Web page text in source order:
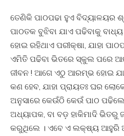
ତେଣିକି ପାଠପଢା ହୁଏ ବିଦ୍ୟାଳୟର
ପାଠତକ ବୁଝିବା ଯାଏ ପଢିବାକୁ
ହୋଇ ରହିଥାଏ ପରୀକ୍ଷା, ଯାହା
ଏମିତି ପଢିବା ଭିତରେ ସ୍କୁଲ ପରେ
ଜୀବନ ! ଆଗେ ଏଠୁ ଆରମ୍ଭ ହୋଇ
କଣ ହେବ, ଯାହା ପ୍ରାୟତଃ ଘର
ଅନୁସାରେ କେଉଁଠି କେଉଁ ପାଠ
ଅଧ୍ୟାପକ, ବା ବଡ଼ ହାକିମାଦି ଭିତରୁ
କରୁଥିଲେ । ଏବେ ଏ ଲକ୍ଷ୍ୟ ଆହୁରି